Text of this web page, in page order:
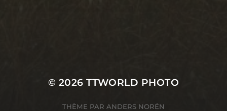
© 2026TTWORLD PHOTO
THÈME PAR ANDERS NORÉN